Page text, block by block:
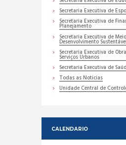
Secretaria Executiva de
Secretaria Executiva de
Planejamento
Secretaria Executiva de
Desenvolvimento Sustentável
Secretaria Executiva de
Serviços Urbanos
Secretaria Executiva de
Todas as Noticias
Unidade Central de
CALENDARIO